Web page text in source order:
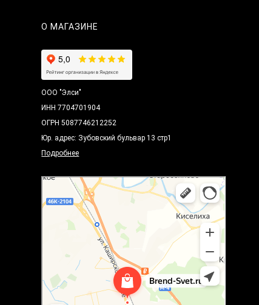
О МАГАЗИНЕ
ООО "Элси"
ИНН 7704701904
ОГРН 5087746212252
Юр. адрес: Зубовский бульвар 13 стр1
Подробнее